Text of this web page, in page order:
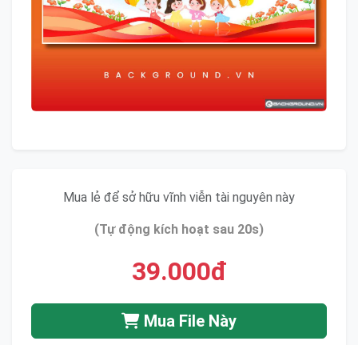
Mua lẻ để sở hữu vĩnh viễn tài nguyên này
(Tự động kích hoạt sau 20s)
39.000đ
Mua File Này